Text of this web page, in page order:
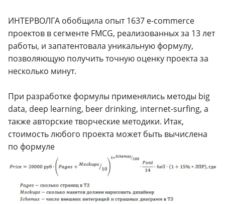
ИНТЕРВОЛГА обобщила опыт 1637 e-commerce
проектов в сегменте FMCG, реализованных за 13 лет
работы, и запатентовала уникальную формулу,
позволяющую получить точную оценку проекта за
несколько минут.
При разработке формулы применялись методы big
data, deep learning, beer drinking, internet-surfing, а
также авторские творческие методики. Итак,
стоимость любого проекта может быть вычислена
по формуле